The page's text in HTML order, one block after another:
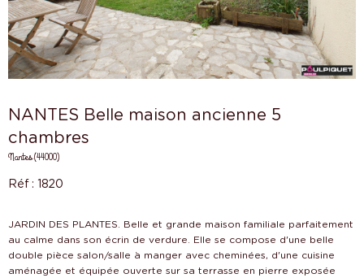
NANTES Belle maison ancienne 5
chambres
Nantes (44000)
Réf : 1820
JARDIN DES PLANTES. Belle et grande maison familiale parfaitement
au calme dans son écrin de verdure. Elle se compose d'une belle
double pièce salon/salle à manger avec cheminées, d'une cuisine
aménagée et équipée ouverte sur sa terrasse en pierre exposée